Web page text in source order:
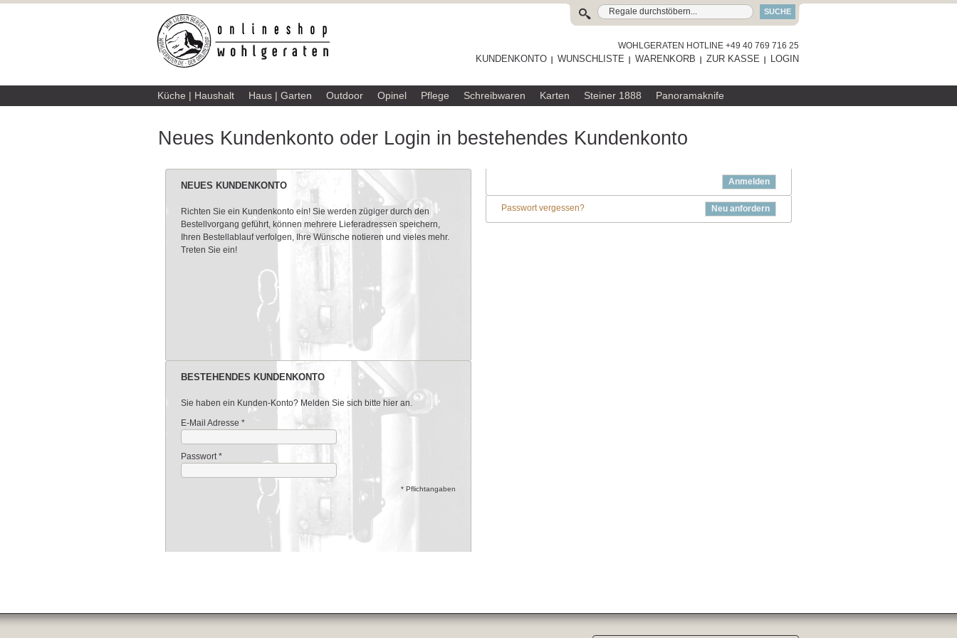
SUCHE
WOHLGERATEN HOTLINE +49 40 769 716 25
KUNDENKONTO WUNSCHLISTE WARENKORB ZUR KASSE LOGIN
Küche | Haushalt Haus | Garten Outdoor Opinel Pflege Schreibwaren Karten Steiner 1888 Panoramaknife
Neues Kundenkonto oder Login in bestehendes Kundenkonto
NEUES KUNDENKONTO
Richten Sie ein Kundenkonto ein! Sie werden zügiger durch den
Bestellvorgang geführt, können mehrere Lieferadressen speichern,
Ihren Bestellablauf verfolgen, Ihre Wünsche notieren und vieles mehr.
Treten Sie ein!
BESTEHENDES KUNDENKONTO
Sie haben ein Kunden-Konto? Melden Sie sich bitte hier an.
*
E-Mail Adresse
*
Passwort
* Pflichtangaben
Anmelden
Passwort vergessen? Neu anfordern